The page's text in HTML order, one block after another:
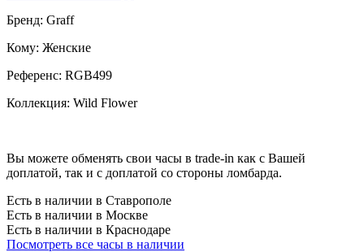
Бренд: Graff
Кому: Женские
Референс: RGB499
Коллекция: Wild Flower
Вы можете обменять свои часы в trade-in как с Вашей
доплатой, так и с доплатой со стороны ломбарда.
Есть в наличии в Ставрополе
Есть в наличии в Москве
Есть в наличии в Краснодаре
Посмотреть все часы в наличии